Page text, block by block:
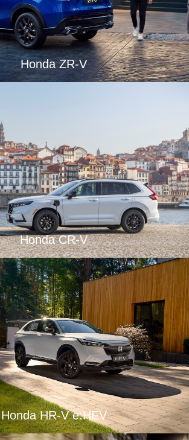
Honda ZR-V
Honda CR-V
Honda HR-V e:HEV